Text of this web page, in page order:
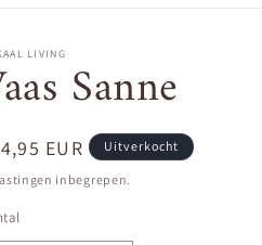
g
i
o
LIVING Sanne
EUR Uitverkocht
inbegrepen.